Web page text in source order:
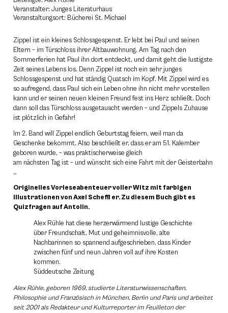
Veranstalter: Junges Literaturhaus
Veranstaltungsort: Bücherei St. Michael
Zippel ist ein kleines Schlossgespenst. Er lebt bei Paul und seinen
Eltern – im Türschloss ihrer Altbauwohnung. Am Tag nach den
Sommerferien hat Paul ihn dort entdeckt, und damit geht die lustigste
Zeit seines Lebens los. Denn Zippel ist noch ein sehr junges
Schlossgespenst und hat ständig Quatsch im Kopf. Mit Zippel wird es
so aufregend, dass Paul sich ein Leben ohne ihn nicht mehr vorstellen
kann und er seinen neuen kleinen Freund fest ins Herz schließt. Doch
dann soll das Türschloss ausgetauscht werden – und Zippels Zuhause
ist plötzlich in Gefahr!
Im 2. Band will Zippel endlich Geburtstag feiern, weil man da
Geschenke bekommt. Also beschließt er, dass er am 51. Kalember
geboren wurde, – was praktischerweise gleich
am nächsten Tag ist – und wünscht sich eine Fahrt mit der Geisterbahn
…
Originelles Vorleseabenteuer voller Witz mit farbigen
Illustrationen von Axel Scheffl er. Zu diesem Buch gibt es
Quizfragen auf Antolin.
Alex Rühle hat diese herzerwärmend lustige Geschichte
über Freundschaft, Mut und geheimnisvolle, alte
Nachbarinnen so spannend aufgeschrieben, dass Kinder
zwischen fünf und neun Jahren voll auf ihre Kosten
kommen.
Süddeutsche Zeitung
Alex Rühle, geboren 1969, studierte Literaturwissenschaften,
Philosophie und Französisch in München, Berlin und Paris und arbeitet
seit 2001 als Redakteur und Kulturreporter im Feuilleton der